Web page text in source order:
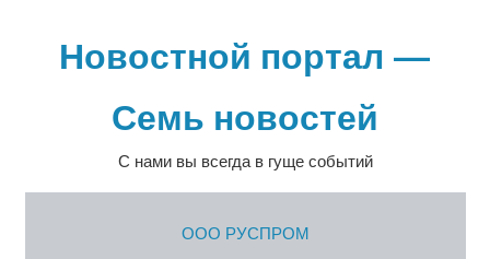
содержимомуНовостной портал —
Семь новостей
С нами вы всегда в гуще событий
ООО РУСПРОМ